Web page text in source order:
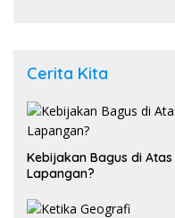
Cerita Kita
Kebijakan Bagus di
Lapangan?